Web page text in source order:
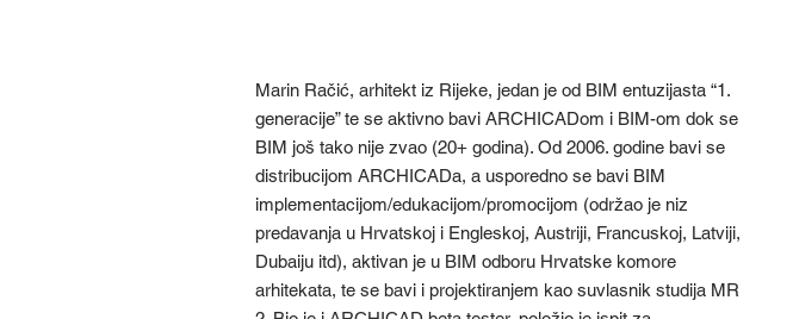
Marin Račić, arhitekt iz Rijeke, jedan je od BIM entuzijasta “1.
generacije” te se aktivno bavi ARCHICADom i BIM-om dok se
BIM još tako nije zvao (20+ godina). Od 2006. godine bavi se
distribucijom ARCHICADa, a usporedno se bavi BIM
implementacijom/edukacijom/promocijom (održao je niz
predavanja u Hrvatskoj i Engleskoj, Austriji, Francuskoj, Latviji,
Dubaiju itd), aktivan je u BIM odboru Hrvatske komore
arhitekata, te se bavi i projektiranjem kao suvlasnik studija MR